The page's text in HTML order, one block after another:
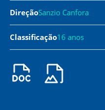
DireçãoSanzio Canfora
Classificação16 anos